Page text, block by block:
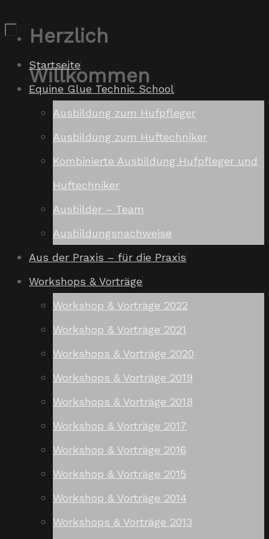
Zum
springen
Herzlich
Willkommen
Zum
Inhalt
springen
Startseite
Equine Glue Technic School
Ausbildung zum Hufpfleger
Ausbildung zum Huftechniker
Kombinierte Ausbildung Hufpfleger und
Huftechniker
Ausbilder – Team
Ausbildungsnachweise
Aus der Praxis – für die Praxis
Workshops & Vorträge
Workshop & Vorträge 2022
Workshop & Vorträge 2021
Workshops & Vorträge 2020
Workshops & Vorträge 2019
Workshops & Vorträge 2018
Workshop & Vorträge 2017
Workshop & Vorträge 2016
Workshop & Vorträge 2015
Workshop & Vorträge 2014
Workshops & Vorträge 2013